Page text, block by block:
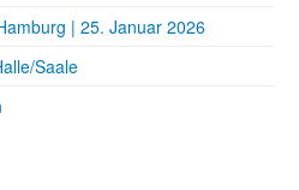
| 25. Januar 2026
Saale